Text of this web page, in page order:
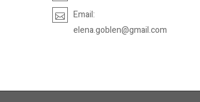
Email:
elena.goblen@gmail.com